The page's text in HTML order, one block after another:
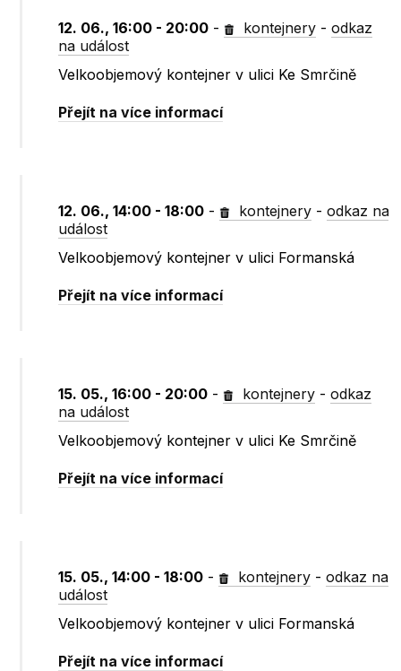
12. 06., 16:00 - 20:00 - kontejnery -odkaz
na událost
Velkoobjemový kontejner v ulici Ke Smrčině
Přejít na více informací
12. 06., 14:00 - 18:00 - kontejnery -odkaz na
událost
Velkoobjemový kontejner v ulici Formanská
Přejít na více informací
15. 05., 16:00 - 20:00 - kontejnery -odkaz
na událost
Velkoobjemový kontejner v ulici Ke Smrčině
Přejít na více informací
15. 05., 14:00 - 18:00 - kontejnery -odkaz na
událost
Velkoobjemový kontejner v ulici Formanská
Přejít na více informací